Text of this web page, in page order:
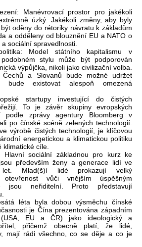
Manévrovací prostor pro jakékoli
úzký. Jakékoli změny, aby byly
oděny do rétoriky návratu k základům
a odděleny od blouznění EU a NATO o
sociální spravedlnosti.
Model státního kapitalismu v
stylu může být podporován
výpůjčka, nikoli jako civilizační volba.
Čechů a Slovanů bude možné udržet
bude existovat alespoň omezená
startupy investující do čistých
To je závěr skupiny evropských
podle zprávy agentury Bloomberg v
po čínské scéně zelených technologií.
výrobě čistých technologií, je klíčovou
energetickou a klimatickou politiku
klimatické cíle.
Hlavní sociální základnou pro kurz ke
především ženy a generace lidí ve
Mlad(š)í lidé prokazují velký
otevřenost vůči vnějším úspěšným
jsou neřiditelní. Proto představují
léta byla dobou výsměchu čínské
je Čína prezentována západním
(USA, EU a ČR) jako ideologický a
přičemž obecně platí, že lidé,
mají rádi všechno, co se děje a co je